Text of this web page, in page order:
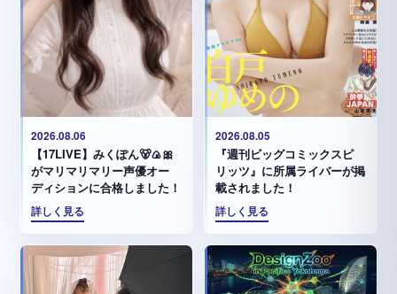
2026.08.06
【17LIVE】みくぽん🐻🍙🎀
がマリマリマリー声優オー
ディションに合格しました！
詳しく見る
2026.08.05
『週刊ビッグコミックスピ
リッツ』に所属ライバーが掲
載されました！
詳しく見る